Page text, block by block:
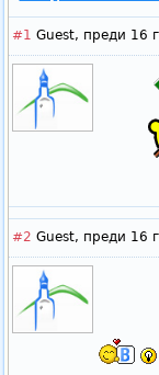
#1 Guest, преди 16
#2 Guest, преди 16